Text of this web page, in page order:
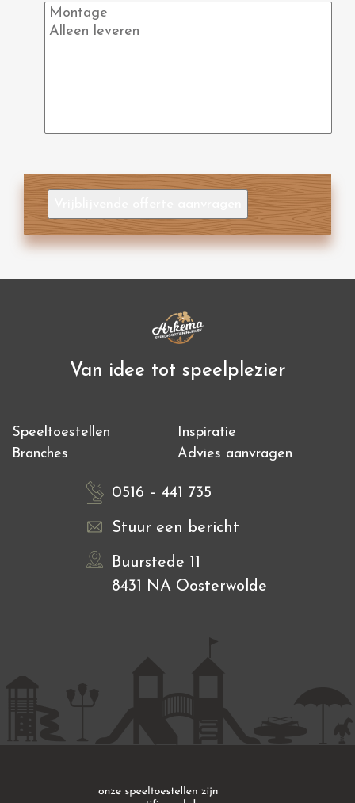
Van idee tot speelplezier
Speeltoestellen
Inspiratie
Branches
Advies aanvragen
0516 – 441 735
Stuur een bericht
Buurstede 11
8431 NA Oosterwolde